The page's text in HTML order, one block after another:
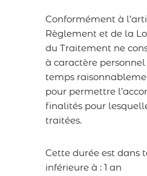
Conformément à
Règlement et de la
du Traitement ne
à caractère
temps
pour permettre
finalités pour
traitées.
Cette durée est dans
inférieure à : 1 an